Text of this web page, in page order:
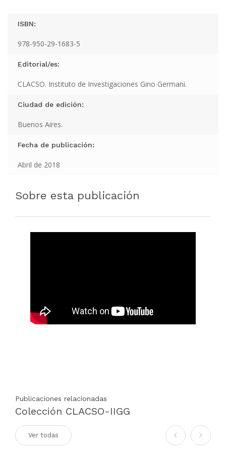
ISBN:
978-950-29-1683-5
Editorial/es:
CLACSO. Instituto de Investigaciones Gino Germani.
Ciudad de edición:
Buenos Aires.
Fecha de publicación:
Abril de 2018
Sobre esta publicación
Publicaciones relacionadas
Colección CLACSO-IIGG
Ver todas